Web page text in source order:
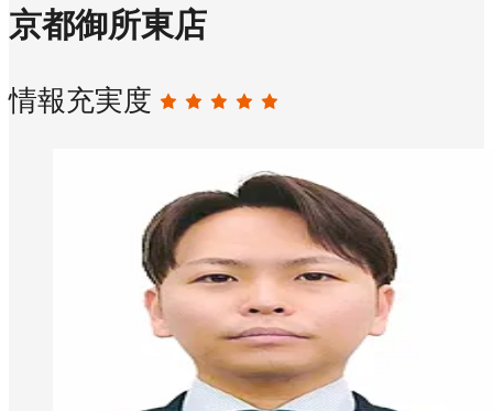
京都御所東店
情報充実度